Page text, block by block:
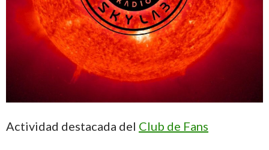
Actividad destacada del Club de Fans